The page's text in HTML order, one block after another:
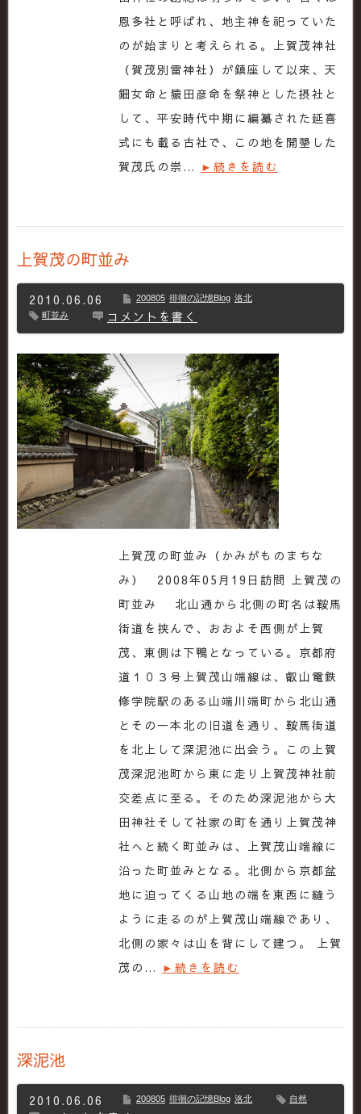
恩多社と呼ばれ、地主神を祀っていた
のが始まりと考えられる。上賀茂神社
（賀茂別雷神社）が鎮座して以来、天
鈿女命と猿田彦命を祭神とした摂社と
して、平安時代中期に編纂された延喜
式にも載る古社で、この地を開墾した
賀茂氏の崇… ►続きを読む
上賀茂の町並み
2010.06.06 200805 徘徊の記憶Blog 洛北
町並み
コメントを書く
上賀茂の町並み（かみがものまちな
み） 2008年05月19日訪問 上賀茂の
町並み 北山通から北側の町名は鞍馬
街道を挟んで、おおよそ西側が上賀
茂、東側は下鴨となっている。京都府
道１０３号上賀茂山端線は、叡山電鉄
修学院駅のある山端川端町から北山通
とその一本北の旧道を通り、鞍馬街道
を北上して深泥池に出会う。この上賀
茂深泥池町から東に走り上賀茂神社前
交差点に至る。そのため深泥池から大
田神社そして社家の町を通り上賀茂神
社へと続く町並みは、上賀茂山端線に
沿った町並みとなる。北側から京都盆
地に迫ってくる山地の端を東西に縫う
ように走るのが上賀茂山端線であり、
北側の家々は山を背にして建つ。 上賀
茂の… ►続きを読む
深泥池
2010.06.06 200805 徘徊の記憶Blog 洛北 自然